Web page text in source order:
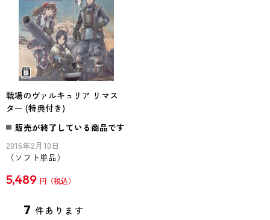
戦場のヴァルキュリア リマス
ター (特典付き)
販売が終了している商品です
2016年2月10日
（ソフト単品）
5,489 円
7 件あります